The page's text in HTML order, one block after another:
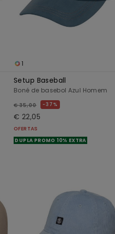
1
Setup Baseball
Boné de basebol Azul Homem
€ 35,00 37%
€ 22,05
OFERTAS
DUPLA PROMO 10% EXTRA